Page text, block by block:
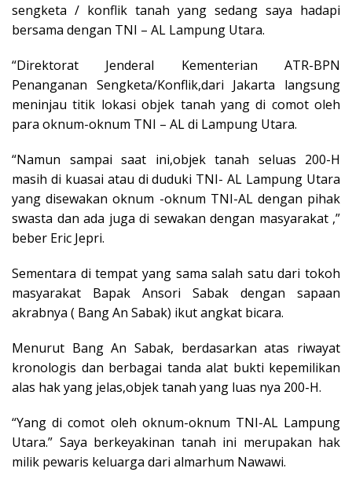
sengketa / konflik tanah yang sedang saya hadapi
bersama dengan TNI – AL Lampung Utara.
“Direktorat Jenderal Kementerian ATR-BPN
Penanganan Sengketa/Konflik,dari Jakarta langsung
meninjau titik lokasi objek tanah yang di comot oleh
para oknum-oknum TNI – AL di Lampung Utara.
“Namun sampai saat ini,objek tanah seluas 200-H
masih di kuasai atau di duduki TNI- AL Lampung Utara
yang disewakan oknum -oknum TNI-AL dengan pihak
swasta dan ada juga di sewakan dengan masyarakat ,”
beber Eric Jepri.
Sementara di tempat yang sama salah satu dari tokoh
masyarakat Bapak Ansori Sabak dengan sapaan
akrabnya ( Bang An Sabak) ikut angkat bicara.
Menurut Bang An Sabak, berdasarkan atas riwayat
kronologis dan berbagai tanda alat bukti kepemilikan
alas hak yang jelas,objek tanah yang luas nya 200-H.
“Yang di comot oleh oknum-oknum TNI-AL Lampung
Utara.” Saya berkeyakinan tanah ini merupakan hak
milik pewaris keluarga dari almarhum Nawawi.